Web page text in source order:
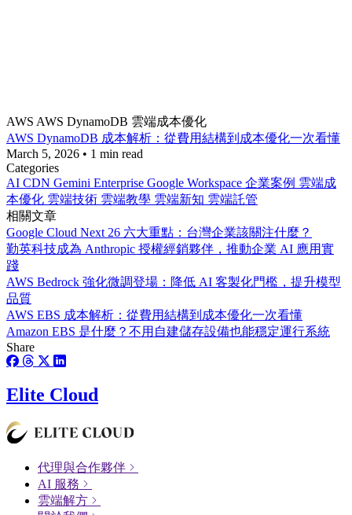
AWS AWS DynamoDB 雲端成本優化
AWS DynamoDB 成本解析：從費用結構到成本優化一次看懂
March 5, 2026 • 1 min read
Categories
AI CDN Gemini Enterprise Google Workspace 企業案例 雲端成
本優化 雲端技術 雲端教學 雲端新知 雲端託管
相關文章
Google Cloud Next 26 六大重點：台灣企業該關注什麼？
勤英科技成為 Anthropic 授權經銷夥伴，推動企業 AI 應用實
踐
AWS Bedrock 強化微調登場：降低 AI 客製化門檻，提升模型
品質
AWS EBS 成本解析：從費用結構到成本優化一次看懂
Amazon EBS 是什麼？不用自建儲存設備也能穩定運行系統
Share
Elite Cloud
代理與合作夥伴
AI 服務
雲端解方